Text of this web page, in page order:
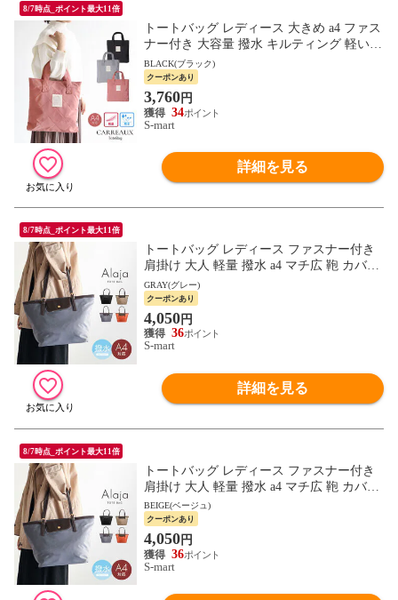
8/7時点_ポイント最大11倍
トートバッグ レディース 大きめ a4 ファス
ナー付き 大容量 撥水 キルティング 軽い
鞄 カバン バッグ オフィス おしゃれ 可愛
い 大人 春 夏 秋 冬 CARREAUX
BLACK(ブラック)
クーポンあり
3,760円
34
S-mart
詳細を見る
8/7時点_ポイント最大11倍
トートバッグ レディース ファスナー付き
肩掛け 大人 軽量 撥水 a4 マチ広 鞄 カバン
ALAJA 黒 ブラック ベージュ グレー オレ
ンジ
GRAY(グレー)
クーポンあり
4,050円
36
S-mart
詳細を見る
8/7時点_ポイント最大11倍
トートバッグ レディース ファスナー付き
肩掛け 大人 軽量 撥水 a4 マチ広 鞄 カバン
ALAJA 黒 ブラック ベージュ グレー オレ
ンジ
BEIGE(ベージュ)
クーポンあり
4,050円
36
S-mart